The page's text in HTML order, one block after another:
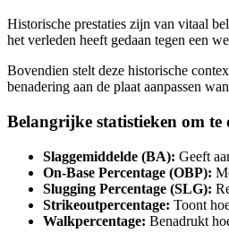
Historische prestaties zijn van vitaal
het verleden heeft gedaan tegen een
Bovendien stelt deze historische
benadering aan de plaat aanpassen
Belangrijke statistieken om te
Slaggemiddelde (BA): Geeft
On-Base Percentage (OBP):
Slugging Percentage (SLG):
Strikeoutpercentage: Toont
Walkpercentage: Benadrukt